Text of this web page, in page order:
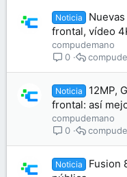
Noticia
frontal, vídeo
compudemano
0
Noticia
12MP,
frontal: así
compudemano
0
Noticia
Fusion